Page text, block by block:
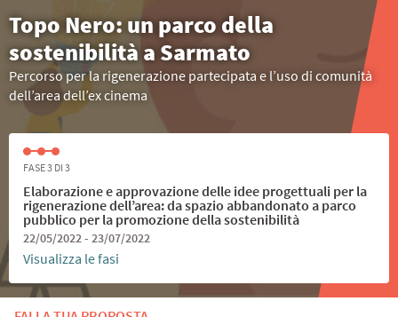
Topo Nero: un parco della
sostenibilità a Sarmato
Percorso per la rigenerazione partecipata e l’uso di comunità
dell’area dell’ex cinema
FASE 3 DI 3
Elaborazione e approvazione delle idee progettuali per la
rigenerazione dell’area: da spazio abbandonato a parco
pubblico per la promozione della sostenibilità
22/05/2022 - 23/07/2022
Visualizza le fasi